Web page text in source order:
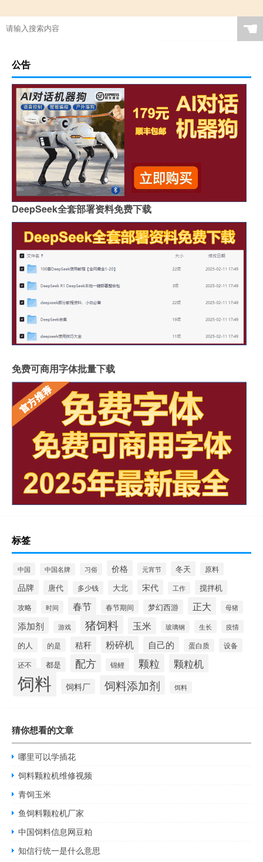
☚
公告
DeepSeek全套部署资料免费下载
免费可商用字体批量下载
标签
中国 中国名牌 习俗 价格 元宵节 冬天 原料
品牌 唐代 多少钱 大北 宋代 工作 搅拌机
攻略 时间 春节 春节期间 梦幻西游 正大 母猪
添加剂 游戏 猪饲料 玉米 玻璃钢 生长 疫情
的人 的是 秸秆 粉碎机 自己的 蛋白质 设备
还不 都是 配方 锦鲤 颗粒 颗粒机
饲料 饲料厂 饲料添加剂 饵料
猜你想看的文章
哪里可以学插花
饲料颗粒机维修视频
青饲玉米
鱼饲料颗粒机厂家
中国饲料信息网豆粕
知信行统一是什么意思